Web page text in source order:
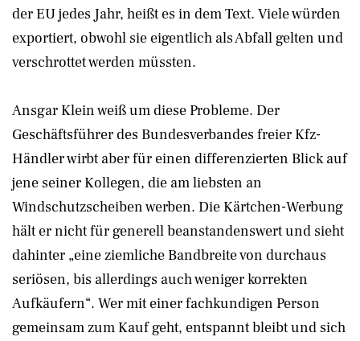
der EU jedes Jahr, heißt es in dem Text. Viele würden
exportiert, obwohl sie eigentlich als Abfall gelten und
verschrottet werden müssten.
Ansgar Klein weiß um diese Probleme. Der
Geschäftsführer des Bundesverbandes freier Kfz-
Händler wirbt aber für einen differenzierten Blick auf
jene seiner Kollegen, die am liebsten an
Windschutzscheiben werben. Die Kärtchen-Werbung
hält er nicht für generell beanstandenswert und sieht
dahinter „eine ziemliche Bandbreite von durchaus
seriösen, bis allerdings auch weniger korrekten
Aufkäufern“. Wer mit einer fachkundigen Person
gemeinsam zum Kauf geht, entspannt bleibt und sich